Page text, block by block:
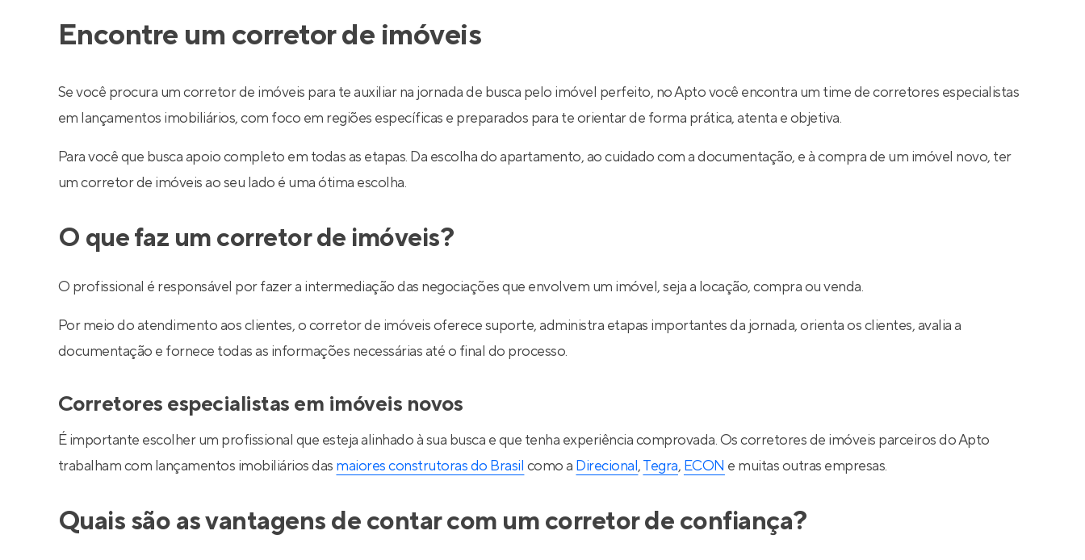
Encontre um corretor de imóveis
Se você procura um corretor de imóveis para te auxiliar na jornada de busca pelo imóvel perfeito, no Apto você encontra um time de corretores especialistas
em lançamentos imobiliários, com foco em regiões específicas e preparados para te orientar de forma prática, atenta e objetiva.
Para você que busca apoio completo em todas as etapas. Da escolha do apartamento, ao cuidado com a documentação, e à compra de um imóvel novo, ter
um corretor de imóveis ao seu lado é uma ótima escolha.
O que faz um corretor de imóveis?
O profissional é responsável por fazer a intermediação das negociações que envolvem um imóvel, seja a locação, compra ou venda.
Por meio do atendimento aos clientes, o corretor de imóveis oferece suporte, administra etapas importantes da jornada, orienta os clientes, avalia a
documentação e fornece todas as informações necessárias até o final do processo.
Corretores especialistas em imóveis novos
É importante escolher um profissional que esteja alinhado à sua busca e que tenha experiência comprovada. Os corretores de imóveis parceiros do Apto
trabalham com lançamentos imobiliários das maiores construtoras do Brasil como a Direcional,Tegra, ECON e muitas outras empresas.
Quais são as vantagens de contar com um corretor de confiança?